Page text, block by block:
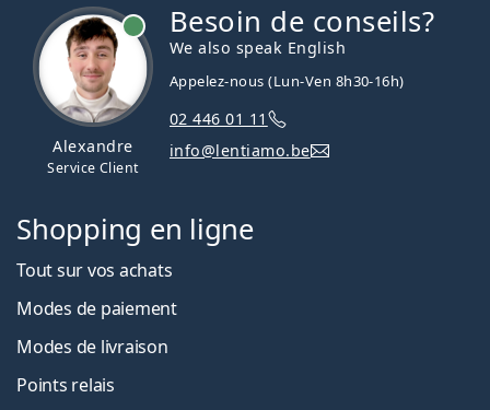
Alexandre
Service Client
Besoin de conseils?
We also speak English
Appelez-nous (Lun-Ven 8h30-16h)
02 446 01 11
info@lentiamo.be
Shopping en ligne
Tout sur vos achats
Modes de paiement
Modes de livraison
Points relais